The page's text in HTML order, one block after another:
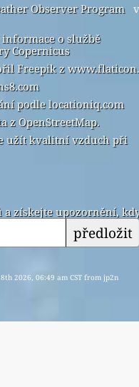
Observer Program
o službě
Copernicus
Freepik z
podle locationiq.com
z OpenStreetMap.
užít kvalitní vzduch při
získejte upozornění,
předložit
2026, 06:49 am CST from jp2n